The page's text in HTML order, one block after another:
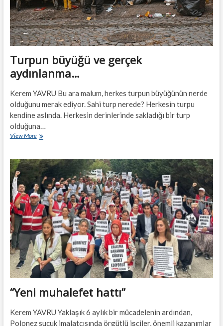
Turpun büyüğü ve gerçek
aydınlanma…
Kerem YAVRU Bu ara malum, herkes turpun büyüğünün nerde
olduğunu merak ediyor. Sahi turp nerede? Herkesin turpu
kendine aslında. Herkesin derinlerinde sakladığı bir turp
olduğuna…
View MoreTurpun
gerçek
aydınlanma…
“Yeni muhalefet hattı”
Kerem YAVRU Yaklaşık 6 aylık bir mücadelenin ardından,
Polonez sucuk imalatçısında örgütlü işçiler, önemli kazanımlar